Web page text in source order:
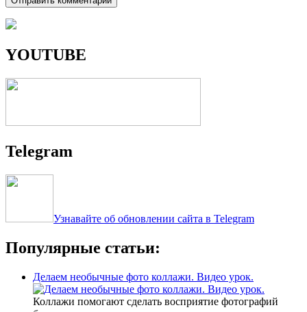
YOUTUBE
Telegram
Узнавайте об обновлении сайта в Telegram
Популярные статьи:
Делаем необычные фото коллажи. Видео урок.
Коллажи помогают сделать восприятие фотографий